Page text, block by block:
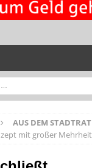
AUS DEM STADTRAT
mit großer Mehrheit